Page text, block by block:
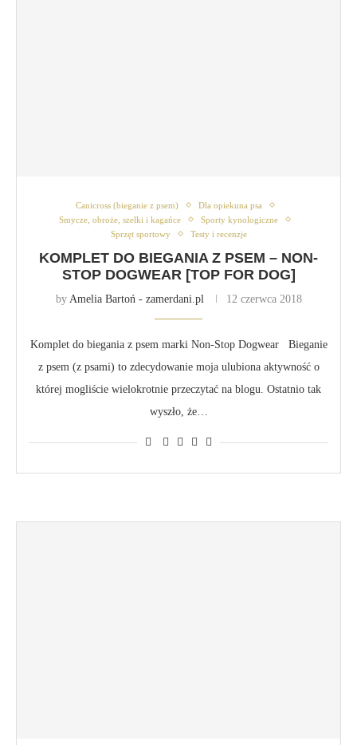
Canicross (bieganie z psem)
Dla opiekuna psa
Smycze, obroże, szelki i kagańce
Sporty kynologiczne
Sprzęt sportowy
Testy i recenzje
KOMPLET DO BIEGANIA Z PSEM – NON-
STOP DOGWEAR [TOP FOR DOG]
by Amelia Bartoń - zamerdani.pl 12 czerwca 2018
Komplet do biegania z psem marki Non-Stop Dogwear Bieganie
z psem (z psami) to zdecydowanie moja ulubiona aktywność o
której mogliście wielokrotnie przeczytać na blogu. Ostatnio tak
wyszło, że…